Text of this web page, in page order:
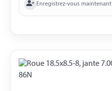
Enregistrez-vous maintenant